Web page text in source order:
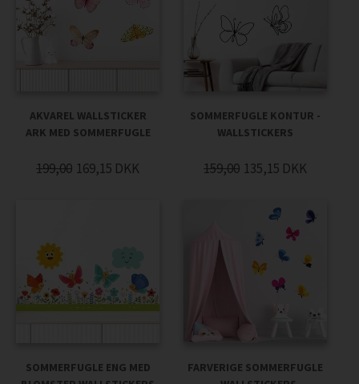
AKVAREL WALLSTICKER
ARK MED SOMMERFUGLE
199,00 169,15 DKK
SOMMERFUGLE KONTUR -
WALLSTICKERS
159,00 135,15 DKK
SOMMERFUGLE ENG MED
FARVERIGE SOMMERFUGLE